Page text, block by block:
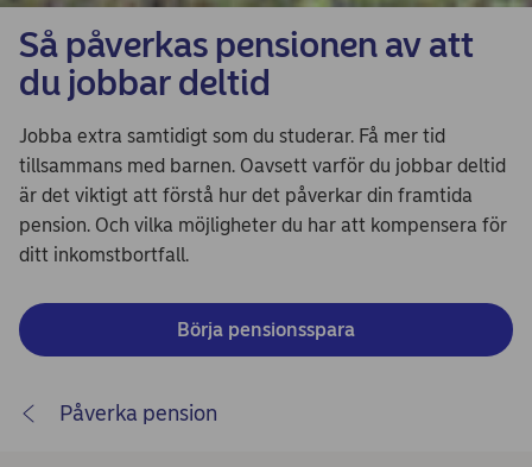
Så påverkas pensionen av att
du jobbar deltid
Jobba extra samtidigt som du studerar. Få mer tid
tillsammans med barnen. Oavsett varför du jobbar deltid
är det viktigt att förstå hur det påverkar din framtida
pension. Och vilka möjligheter du har att kompensera för
ditt inkomstbortfall.
Börja pensionsspara
Påverka pension